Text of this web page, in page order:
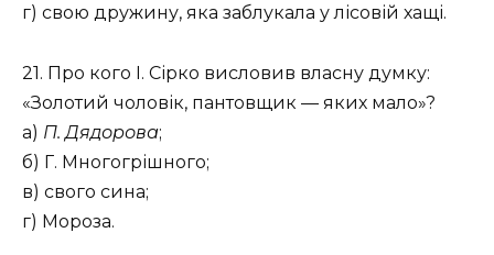
г) свою дружину, яка заблукала у лісовій хащі.
21. Про кого І. Сірко висловив власну думку:
«Золотий чоловік, пантовщик — яких мало»?
а) П. Дядорова;
б) Г. Многогрішного;
в) свого сина;
г) Мороза.